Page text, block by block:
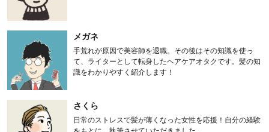
メガネ
手荒れが原因で美容師を退職。その後はその知識を使っ
て、ライターとして転身したヘアケアオタクです。髪の知
識をわかりやすく紹介します！
さくら
日常のストレスで髪が薄くなった女性を応援！自分の経験